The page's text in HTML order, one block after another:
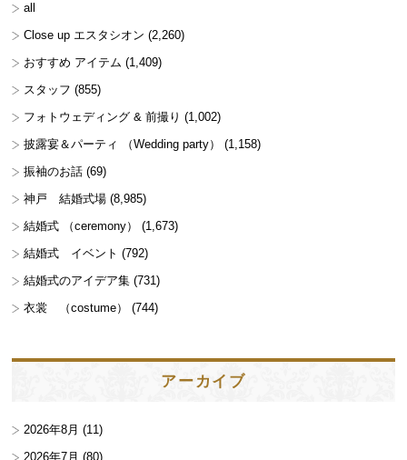
all
Close up エスタシオン (2,260)
おすすめ アイテム (1,409)
スタッフ (855)
フォトウェディング & 前撮り (1,002)
披露宴＆パーティ （Wedding party）
(1,158)
振袖のお話 (69)
神戸 結婚式場 (8,985)
結婚式 （ceremony）
(1,673)
結婚式 イベント (792)
結婚式のアイデア集 (731)
衣裳 （costume）
(744)
アーカイブ
2026年8月 (11)
2026年7月 (80)